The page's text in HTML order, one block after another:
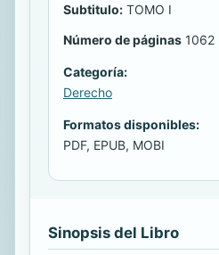
Subtitulo: TOMO I
Número de páginas 1062
Categoría:
Derecho
Formatos disponibles:
PDF, EPUB, MOBI
Sinopsis del Libro